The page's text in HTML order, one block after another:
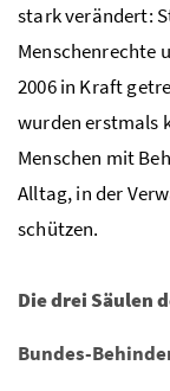
stark verändert:
Menschenrechte
2006 in Kraft
wurden erstmals
Menschen mit
Alltag, in der
schützen.
Die drei Säulen
Bundes-